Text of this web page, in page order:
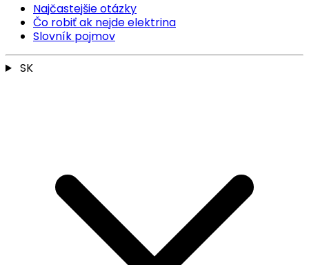
Najčastejšie otázky
Čo robiť ak nejde elektrina
Slovník pojmov
SK